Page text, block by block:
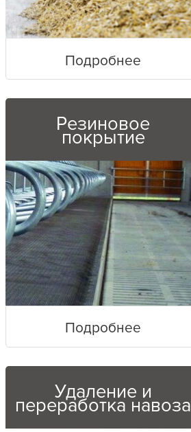
Подробнее
Резиновое
покрытие
Подробнее
Удаление и
переработка навоза